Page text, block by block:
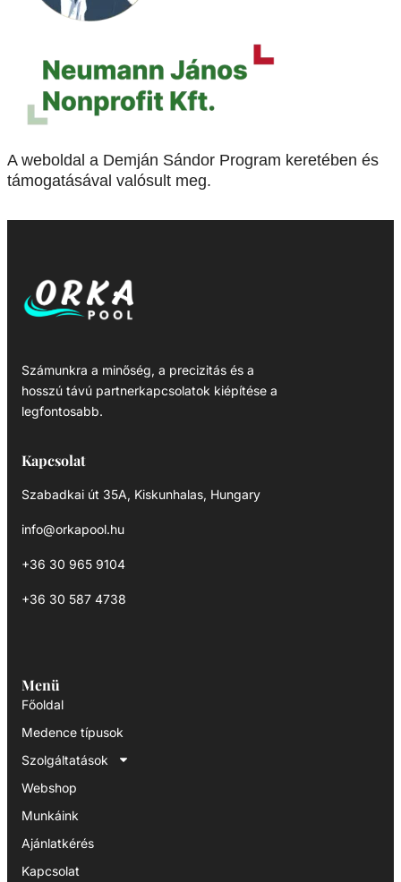
A weboldal a Demján Sándor Program keretében és
támogatásával valósult meg.
Számunkra a minőség, a precizitás és a
hosszú távú partnerkapcsolatok kiépítése a
legfontosabb.
Kapcsolat
Szabadkai út 35A, Kiskunhalas, Hungary
info@orkapool.hu
+36 30 965 9104
+36 30 587 4738
Menü
Főoldal
Medence típusok
Szolgáltatások
Webshop
Munkáink
Ajánlatkérés
Kapcsolat